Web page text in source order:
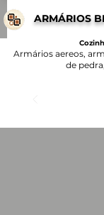
ARMÁRIOS
Armários aereos,
de